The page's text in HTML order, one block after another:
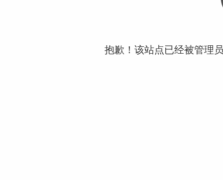
抱歉！该站点已经被管理